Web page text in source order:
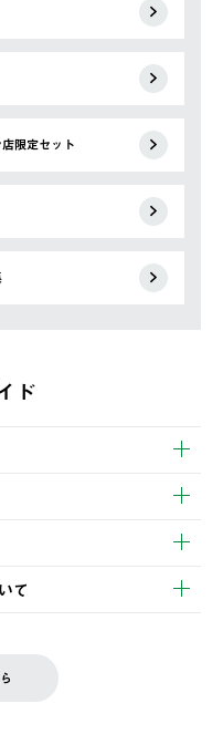
限定セット
ド
だけます。
商品を発送いたします。
日以降のご注文は週明け
客様ご負担とさせていただ
て
ページ内 購入履歴画面に